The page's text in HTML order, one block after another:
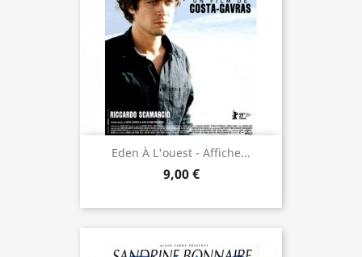
Eden À L'ouest - Affiche...
9,00 €